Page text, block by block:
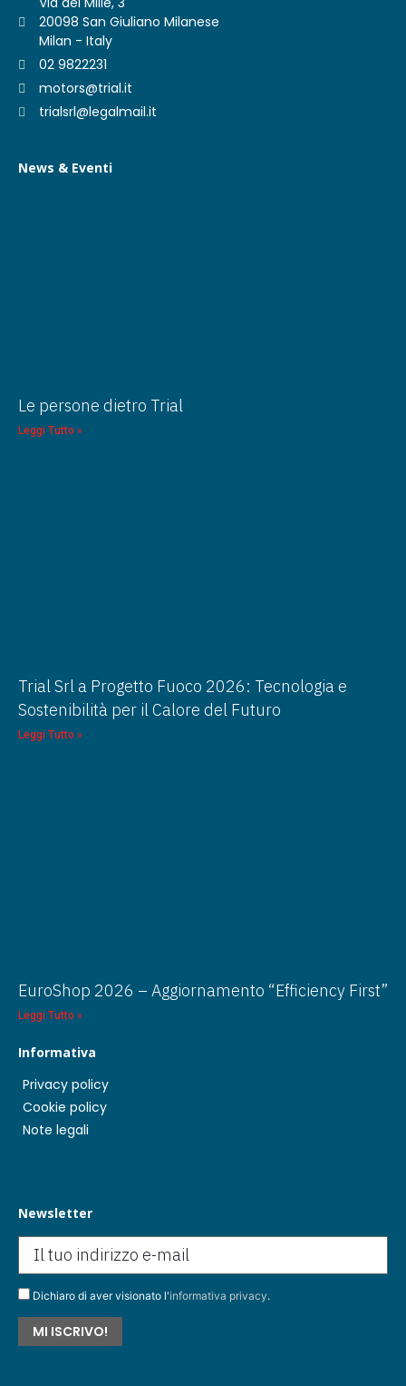
20098 San Giuliano Milanese
Milan - Italy
02 9822231
motors@trial.it
trialsrl@legalmail.it
News & Eventi
Le persone dietro Trial
Leggi Tutto »
Trial Srl a Progetto Fuoco 2026: Tecnologia e
Sostenibilità per il Calore del Futuro
Leggi Tutto »
EuroShop 2026 – Aggiornamento “Efficiency First”
Leggi Tutto »
Informativa
Privacy policy
Cookie policy
Note legali
Newsletter
Dichiaro di aver visionato l'informativa privacy.